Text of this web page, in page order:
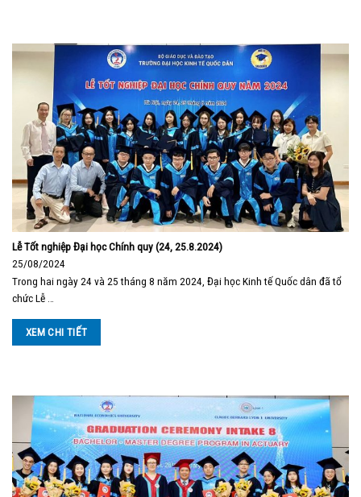
Lễ Tốt nghiệp Đại học Chính quy (24, 25.8.2024)
25/08/2024
Trong hai ngày 24 và 25 tháng 8 năm 2024, Đại học Kinh tế Quốc dân đã tổ
chức Lễ …
XEM CHI TIẾT